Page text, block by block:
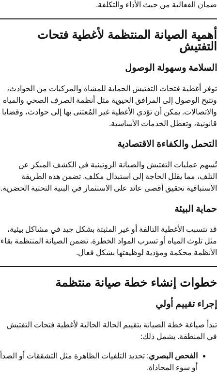
الفعالية من حيث الأداء والتكلفة.
الصيانة المنتظمة لأغطية فتحات
وسهولة الوصول
أغطية فتحات التفتيش الحماية للمشاة والمركبات من الحوادث،
الوصول إلى المرافق الحيوية مثل أنظمة الصرف الصحي والمياه
يمكن أن تؤدي الأغطية غير المُعتنى بها إلى حوادث، وقضايا
وتعطل الخدمات الأساسية.
والكفاءة الاقتصادية
عمليات التفتيش والصيانة الروتينية في الكشف المبكر عن
مما يقلل الحاجة إلى استبدال مكلف. تضمن هذه الطريقة
تحقيق أقصى عائد على الاستثمار في البنية التحتية الحضرية.
البيئة
تتسبب الأغطية التالفة أو غير المثبتة بشكل جيد في مشاكل بيئية،
تلوث المياه أو تسرب المواد الخطرة. تضمن الصيانة المنتظمة بقاء
محكمة ومؤدية لوظيفتها بشكل فعال.
إنشاء خطة صيانة منتظمة
تقييم أولي
صياغة خطة الصيانة بتقييم الحالة الحالية لأغطية فتحات التفتيش
المنطقة. يشمل ذلك:
الفحص البصري: تحديد التلفيات الظاهرة مثل التشققات أو الصدأ
أو سوء المحاذاة.